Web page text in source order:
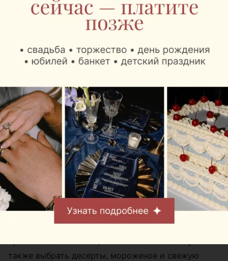
командировки до длительного международного
В зоне вылета региональных рейсов пассажиры
могут выпить любимый кофе «Наша Кава»,
капучино, латте и попробовать МакКофе – самый
также выбрать десерты, мороженое и свежую